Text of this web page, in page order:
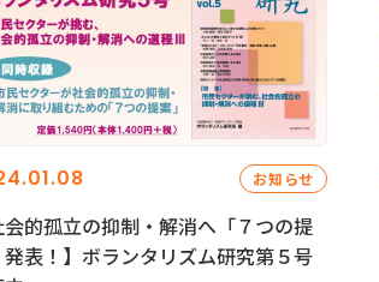
お知らせ
会的孤立の抑制・解消へ「７つの提
表！】ボランタリズム研究第５号